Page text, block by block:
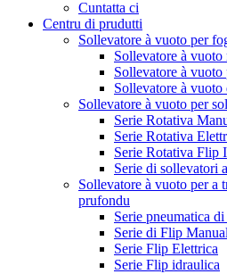
Cuntatta ci
Centru di prudutti
Sollevatore à vuoto per
Sollevatore à vuoto
Sollevatore à
Sollevatore à
Sollevatore à vuoto per
Serie Rotativa
Serie Rotativa
Serie Rotativa Flip
Serie di sollevatori
Sollevatore à vuoto per a
prufondu
Serie pneumatica
Serie di Flip
Serie Flip Elettrica
Serie Flip idraulica